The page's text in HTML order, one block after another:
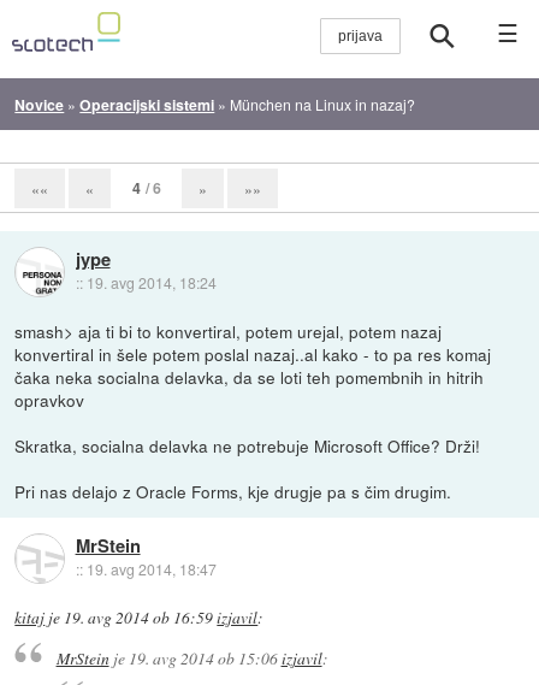
☰
Novice »Operacijski sistemi » München na Linux in nazaj?
«« « 4 / 6 » »»
jype
:: 19. avg 2014, 18:24
smash> aja ti bi to konvertiral, potem urejal, potem nazaj
konvertiral in šele potem poslal nazaj..al kako - to pa res komaj
čaka neka socialna delavka, da se loti teh pomembnih in hitrih
opravkov
Skratka, socialna delavka ne potrebuje Microsoft Office? Drži!
Pri nas delajo z Oracle Forms, kje drugje pa s čim drugim.
MrStein
:: 19. avg 2014, 18:47
kitaj je 19. avg 2014 ob 16:59izjavil:
MrSteinje 19. avg 2014 ob 15:06izjavil: